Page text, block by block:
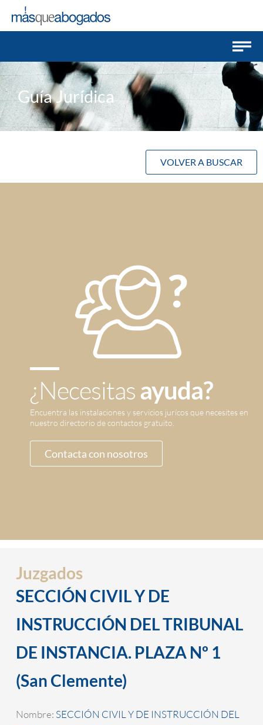
Guía Jurídica
VOLVER A BUSCAR
¿Necesitasayuda?
Encuentra las instalaciones y servicios jurícos que necesites en
nuestro directorio de contactos gratuito.
Contacta con nosotros
Juzgados
SECCIÓN CIVIL Y DE
INSTRUCCIÓN DEL TRIBUNAL
DE INSTANCIA. PLAZA Nº 1
(San Clemente)
Nombre: SECCIÓN CIVIL Y DE INSTRUCCIÓN DEL